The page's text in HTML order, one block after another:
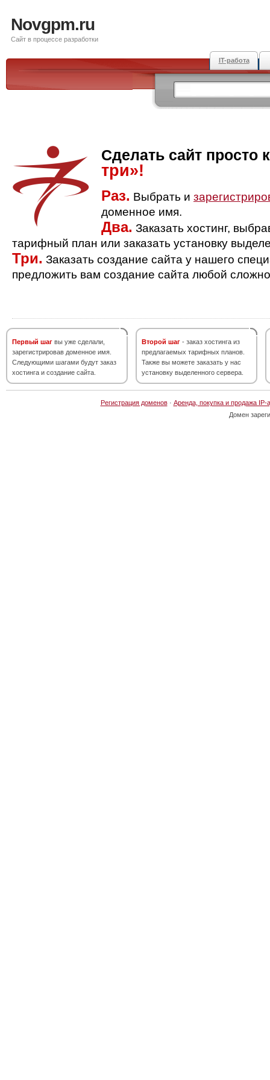
Novgpm.ru
Сайт в процессе разработки
IT-работа
Сделать сайт просто
три»!
Раз. Выбрать и
доменное имя.
Два. Заказать хостинг,
тарифный план или заказать установку
Три. Заказать создание сайта у нашего
предложить вам создание сайта любой
Первый шаг вы уже сделали,
зарегистрировав доменное имя.
Следующими шагами будут заказ
хостинга и создание сайта.
Второй шаг - заказ хостинга из
предлагаемых тарифных планов.
Также вы можете заказать у нас
установку выделенного сервера.
Регистрация доменов· Аренда, покупка и продажа IP-
Домен